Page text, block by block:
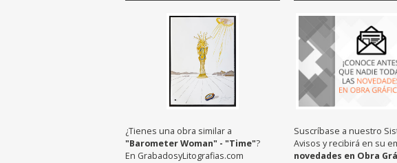
¿Tienes una obra similar a
"Barometer Woman" - "Time"?
En GrabadosyLitografias.com
Suscríbase a nuestro
Avisos y recibirá en su
novedades en Obra